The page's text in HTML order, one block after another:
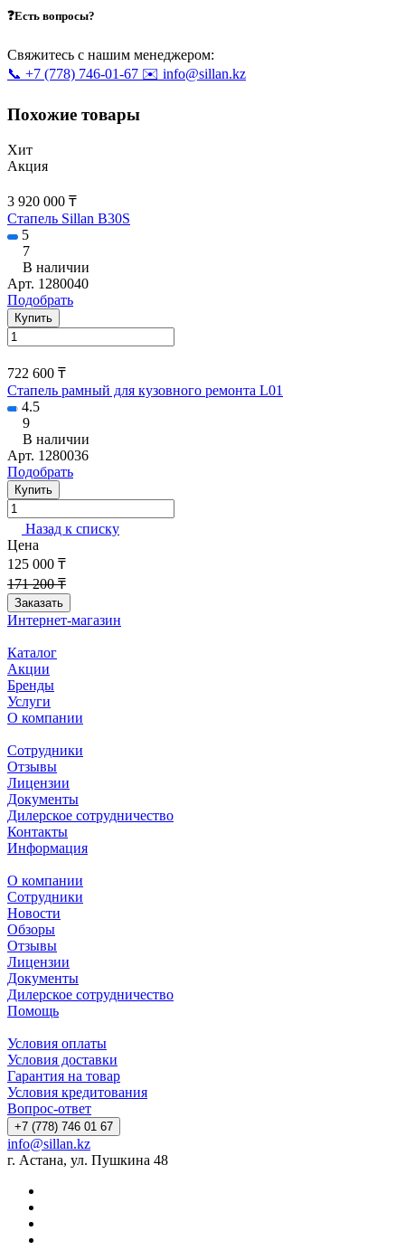
❓Есть вопросы?
Свяжитесь с нашим менеджером:
📞 +7 (778) 746-01-67 ✉️ info@sillan.kz
Похожие товары
Хит
Акция
3 920 000 ₸
Стапель Sillan B30S
5
7
В наличии
Арт. 1280040
Подобрать
Купить
722 600 ₸
Стапель рамный для кузовного ремонта L01
4.5
9
В наличии
Арт. 1280036
Подобрать
Купить
Назад к списку
Цена
125 000 ₸
171 200 ₸
Заказать
Интернет-магазин
Каталог
Акции
Бренды
Услуги
О компании
Сотрудники
Отзывы
Лицензии
Документы
Дилерское сотрудничество
Контакты
Информация
О компании
Сотрудники
Новости
Обзоры
Отзывы
Лицензии
Документы
Дилерское сотрудничество
Помощь
Условия оплаты
Условия доставки
Гарантия на товар
Условия кредитования
Вопрос-ответ
+7 (778) 746 01 67
info@sillan.kz
г. Астана, ул. Пушкина 48